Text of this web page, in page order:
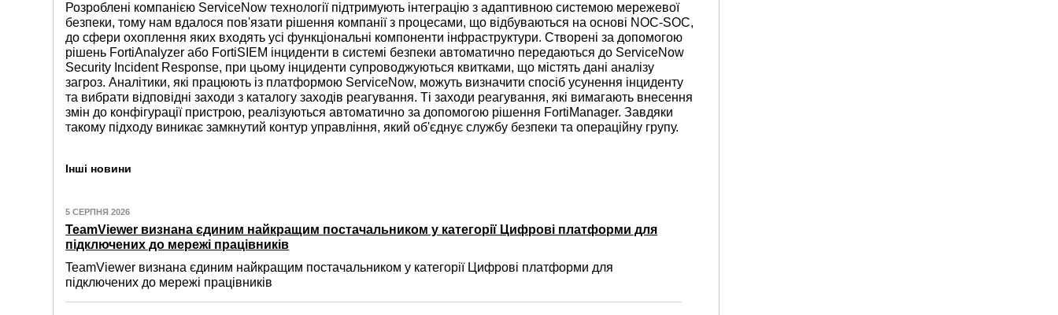
Розроблені компанією ServiceNow технології підтримують інтеграцію з адаптивною системою мережевої
безпеки, тому нам вдалося пов'язати рішення компанії з процесами, що відбуваються на основі NOC-SOC,
до сфери охоплення яких входять усі функціональні компоненти інфраструктури. Створені за допомогою
рішень FortiAnalyzer або FortiSIEM інциденти в системі безпеки автоматично передаються до ServiceNow
Security Incident Response, при цьому інциденти супроводжуються квитками, що містять дані аналізу
загроз. Аналітики, які працюють із платформою ServiceNow, можуть визначити спосіб усунення інциденту
та вибрати відповідні заходи з каталогу заходів реагування. Ті заходи реагування, які вимагають внесення
змін до конфігурації пристрою, реалізуються автоматично за допомогою рішення FortiManager. Завдяки
такому підходу виникає замкнутий контур управління, який об'єднує службу безпеки та операційну групу.
Інші новини
5 СЕРПНЯ 2026
TeamViewer визнана єдиним найкращим постачальником у категорії Цифрові платформи для
підключених до мережі працівників
TeamViewer визнана єдиним найкращим постачальником у категорії Цифрові платформи для
підключених до мережі працівників